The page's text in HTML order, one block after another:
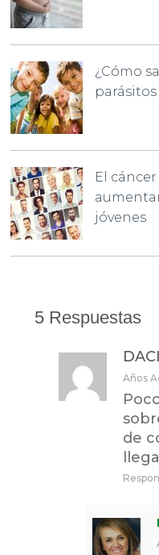
¿Cómo
El
jóvenes
5 Respuestas
Años
de